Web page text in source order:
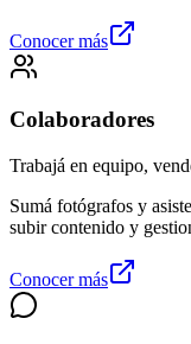
Conocer más
Colaboradores
Trabajá en equipo,
Sumá fotógrafos y
subir contenido y
Conocer más